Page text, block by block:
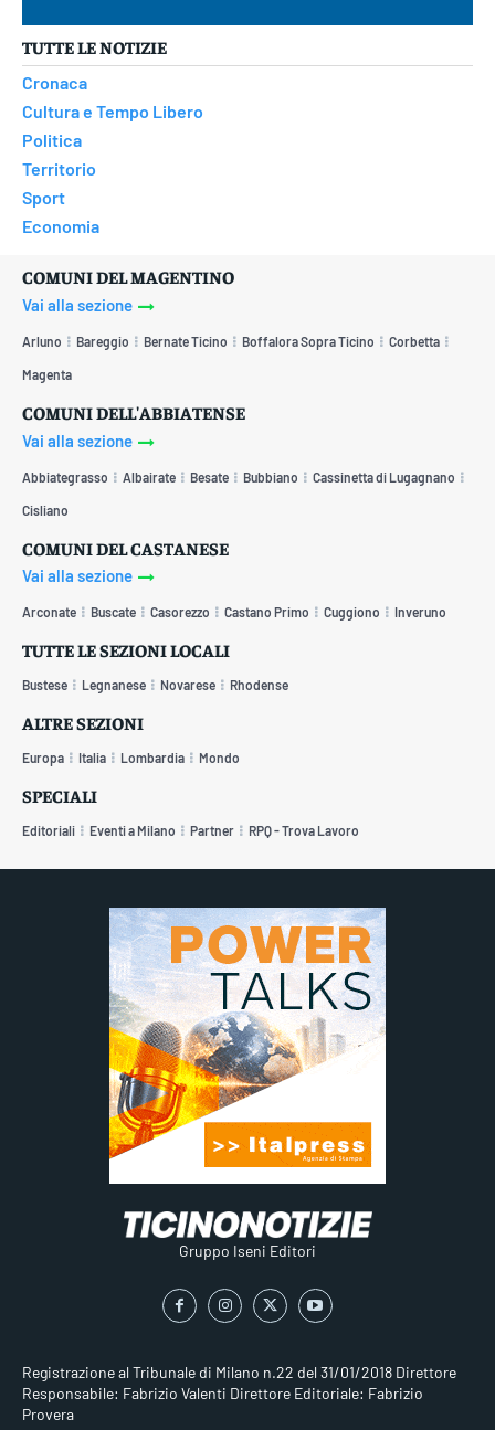
TUTTE LE NOTIZIE
Cronaca
Cultura e Tempo Libero
Politica
Territorio
Sport
Economia
COMUNI DEL MAGENTINO
Vai alla sezione
Arluno Bareggio Bernate Ticino Boffalora Sopra Ticino Corbetta
Magenta
COMUNI DELL'ABBIATENSE
Vai alla sezione
Abbiategrasso Albairate Besate Bubbiano Cassinetta di Lugagnano
Cisliano
COMUNI DEL CASTANESE
Vai alla sezione
Arconate Buscate Casorezzo Castano Primo Cuggiono Inveruno
TUTTE LE SEZIONI LOCALI
Bustese Legnanese Novarese Rhodense
ALTRE SEZIONI
Europa Italia Lombardia Mondo
SPECIALI
Editoriali Eventi a Milano Partner RPQ - Trova Lavoro
Gruppo Iseni Editori
Registrazione al Tribunale di Milano n.22 del 31/01/2018 Direttore
Responsabile: Fabrizio Valenti Direttore Editoriale: Fabrizio
Provera